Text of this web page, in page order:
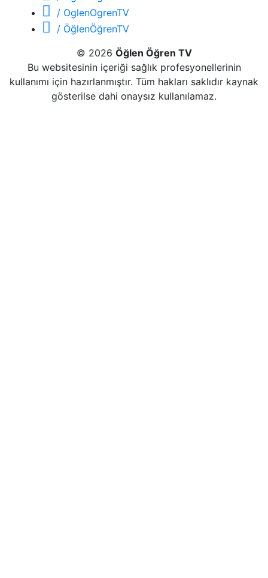
/ OglenOgrenTV
/ ÖğlenÖğrenTV
© 2026 Öğlen Öğren TV
Bu websitesinin içeriği sağlık profesyonellerinin
kullanımı için hazırlanmıştır. Tüm hakları saklıdır kaynak
gösterilse dahi onaysız kullanılamaz.